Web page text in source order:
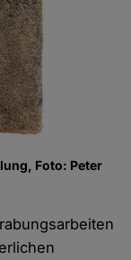
Foto: Peter